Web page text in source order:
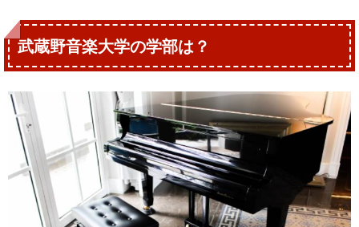
武蔵野音楽大学の学部は？